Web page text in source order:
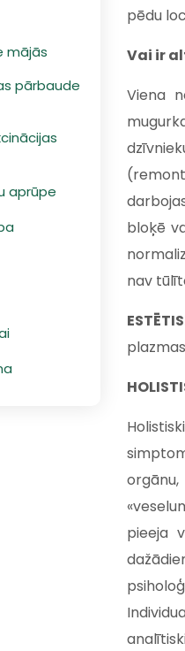
mājās
pārbaude
aprūpe
pēdu
Vai ir
Viena
bloķē
nav
pieeja